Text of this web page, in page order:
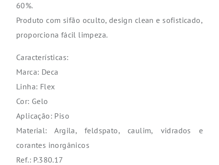
60%.
Produto com sifão oculto, design clean e sofisticado,
proporciona fácil limpeza.
Características:
Marca: Deca
Linha: Flex
Cor: Gelo
Aplicação: Piso
Material: Argila, feldspato, caulim, vidrados e
corantes inorgânicos
Ref.: P.380.17